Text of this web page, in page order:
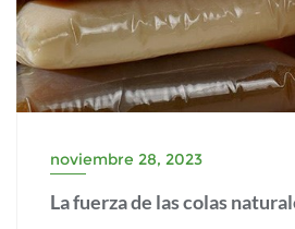
noviembre 28, 2023
La fuerza de las colas